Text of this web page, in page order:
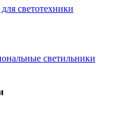
светотехники
светильники